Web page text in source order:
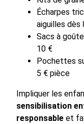
Écharpes
aiguilles dès
Sacs à
10 €
Pochettes
5 € pièce
Impliquer les
sensibilisation
responsable et